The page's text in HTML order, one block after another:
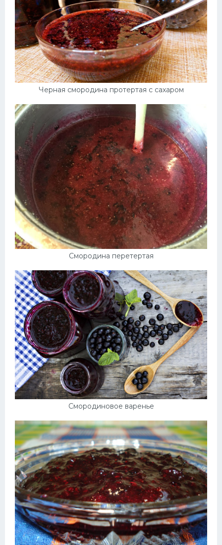
Черная смородина протертая с сахаром
Смородина перетертая
Смородиновое варенье